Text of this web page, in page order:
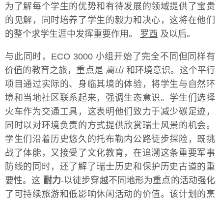
为了解每个学生的优势和有待发展的领域提供了宝贵
的见解，同时培养了学生的毅力和决心，这将在他们
的整个求学生涯中发挥重要作用。 罗西 及以后。
与此同时，ECO 3000 小组开始了完全不同但同样有
价值的教育之旅，重点是 高山和环境意识。这个平行
项目通过实际的、身临其境的体验，将学生与自然环
境和当地社区联系起来，强调生态意识。学生们选择
火车作为交通工具，这表明他们致力于减少碳足迹，
同时以对环境负责的方式提供欣赏瑞士风景的机会。
学生们沿着历史悠久的托布勒内公路徒步探险，既挑
战了体能，又接受了文化教育，在追溯这条重要军事
防线的同时，还了解了瑞士历史和保护历史古道的重
要性。这 耐力-以徒步穿越不同地形为重点的活动强化
了可持续旅游和低影响休闲活动的价值。该计划的烹